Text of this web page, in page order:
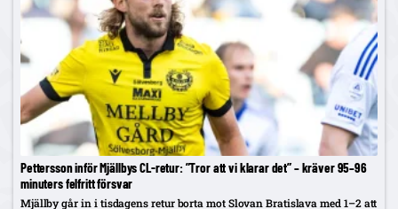
Pettersson inför Mjällbys CL-retur: ”Tror att vi klarar det” – kräver 95–96
minuters felfritt försvar
Mjällby går in i tisdagens retur borta mot Slovan Bratislava med 1–2 att